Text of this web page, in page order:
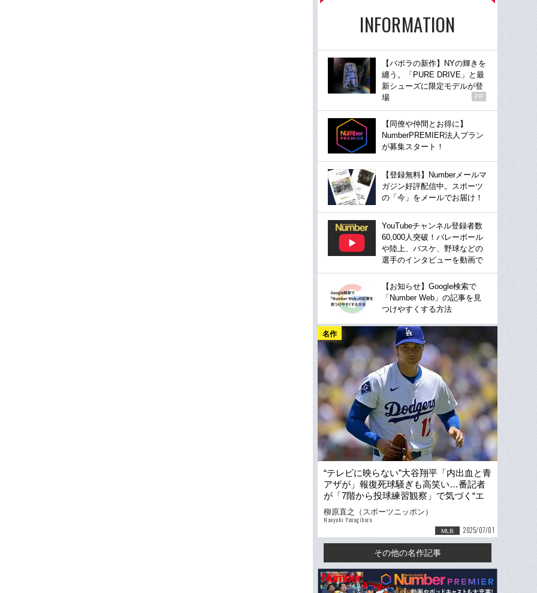
INFORMATION
【バボラの新作】NYの輝きを
纏う。「PURE DRIVE」と最
新シューズに限定モデルが登
場
PR
【同僚や仲間とお得に】
NumberPREMIER法人プラン
が募集スタート！
【登録無料】Numberメールマ
ガジン好評配信中。スポーツ
の「今」をメールでお届け！
YouTubeチャンネル登録者数
60,000人突破！バレーボール
や陸上、バスケ、野球などの
選手のインタビューを動画で
【お知らせ】Google検索で
「Number Web」の記事を見
つけやすくする方法
名作
“テレビに映らない”大谷翔平「内出血と青
アザが」報復死球騒ぎも高笑い…番記者
が「7階から投球練習観察」で気づく“エ
ンゼルス時代との違い”
柳原直之（スポーツニッポン）
Naoyuki Yanagihara
MLB 2025/07/01
その他の名作記事